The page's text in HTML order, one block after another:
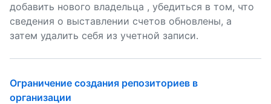
добавить нового владельца , убедиться в том, что
сведения о выставлении счетов обновлены, а
затем удалить себя из учетной записи.
Ограничение создания репозиториев в
организации